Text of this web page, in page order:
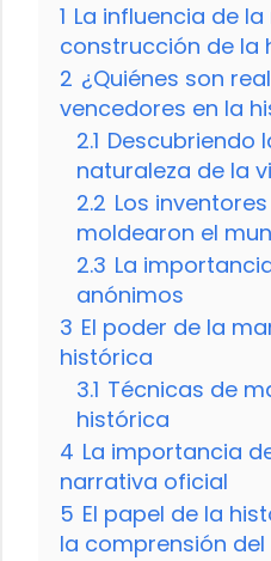
1 La influencia de
construcción de la
2 ¿Quiénes son
vencedores en la
2.1 Descubriendo
naturaleza de la
2.2 Los
moldearon el
2.3 La
anónimos
3 El poder de la
histórica
3.1 Técnicas de
histórica
4 La importancia
narrativa oficial
5 El papel de la
la comprensión